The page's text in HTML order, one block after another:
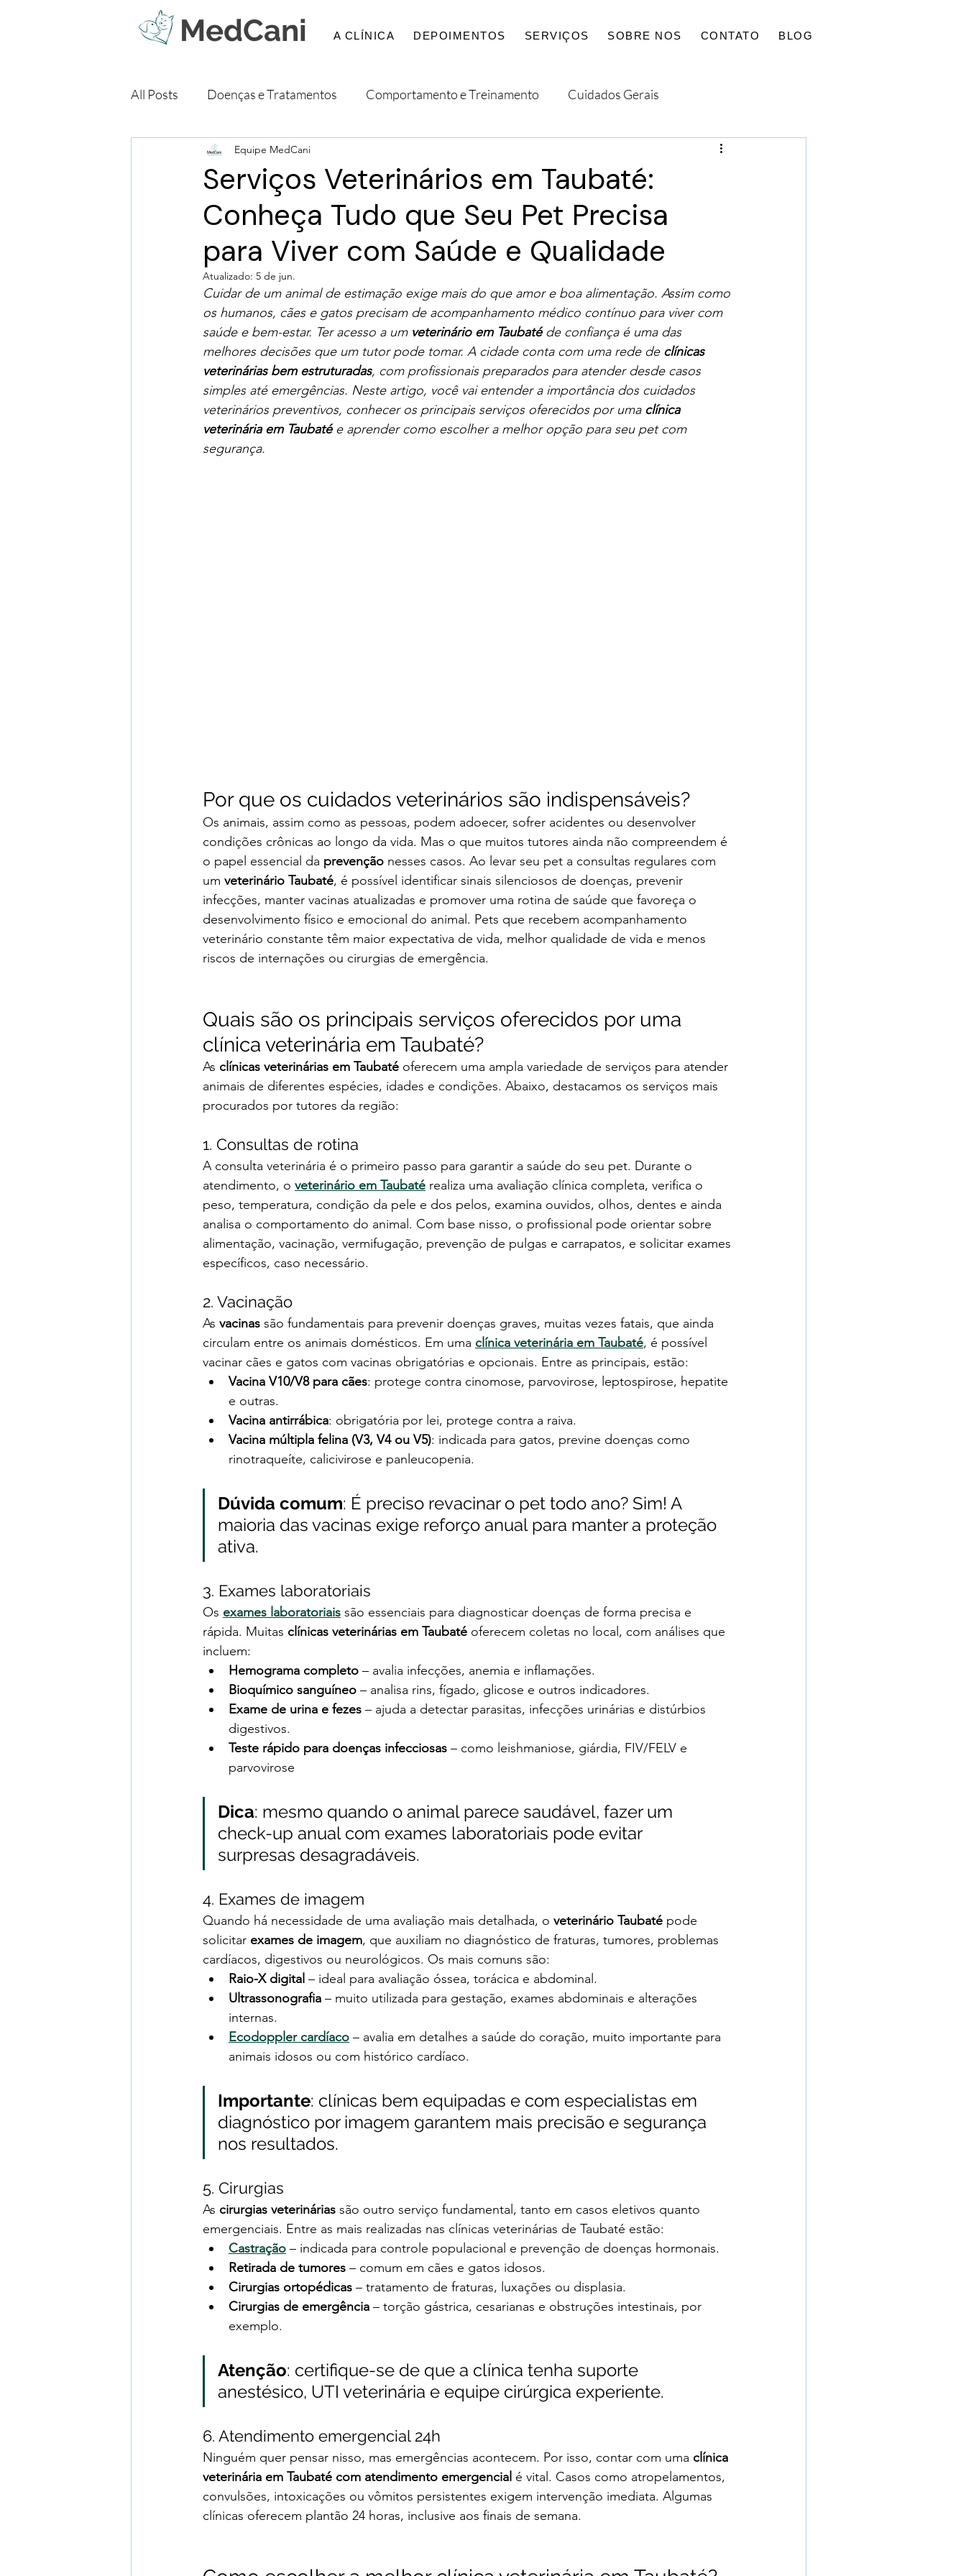
MedCani A CLÍNICA DEPOIMENTOS SERVIÇOS SOBRE NOS CONTATO BLOG
All Posts Doenças e Tratamentos Comportamento e Treinamento Cuidados Gerais
Brincadeiras e Enriquecimento
Serviços Veterinários em Taubaté:
Conheça Tudo que Seu Pet Precisa
para Viver com Saúde e Qualidade
Equipe MedCani
Atualizado: 5 de jun.
Cuidar de um animal de estimação exige mais do que amor e boa alimentação. Assim como
os humanos, cães e gatos precisam de acompanhamento médico contínuo para viver com
saúde e bem-estar. Ter acesso a um veterinário em Taubaté de confiança é uma das
melhores decisões que um tutor pode tomar. A cidade conta com uma rede de clínicas
veterinárias bem estruturadas, com profissionais preparados para atender desde casos
simples até emergências. Neste artigo, você vai entender a importância dos cuidados
veterinários preventivos, conhecer os principais serviços oferecidos por uma clínica
veterinária em Taubaté e aprender como escolher a melhor opção para seu pet com
segurança.
Por que os cuidados veterinários são indispensáveis?
Os animais, assim como as pessoas, podem adoecer, sofrer acidentes ou desenvolver
condições crônicas ao longo da vida. Mas o que muitos tutores ainda não compreendem é
o papel essencial da prevenção nesses casos. Ao levar seu pet a consultas regulares com
um veterinário Taubaté, é possível identificar sinais silenciosos de doenças, prevenir
infecções, manter vacinas atualizadas e promover uma rotina de saúde que favoreça o
desenvolvimento físico e emocional do animal. Pets que recebem acompanhamento
veterinário constante têm maior expectativa de vida, melhor qualidade de vida e menos
riscos de internações ou cirurgias de emergência.
Quais são os principais serviços oferecidos por uma
clínica veterinária em Taubaté?
As clínicas veterinárias em Taubaté oferecem uma ampla variedade de serviços para atender
animais de diferentes espécies, idades e condições. Abaixo, destacamos os serviços mais
procurados por tutores da região:
1. Consultas de rotina
A consulta veterinária é o primeiro passo para garantir a saúde do seu pet. Durante o
atendimento, o veterinário em Taubaté realiza uma avaliação clínica completa, verifica o
peso, temperatura, condição da pele e dos pelos, examina ouvidos, olhos, dentes e ainda
analisa o comportamento do animal. Com base nisso, o profissional pode orientar sobre
alimentação, vacinação, vermifugação, prevenção de pulgas e carrapatos, e solicitar exames
específicos, caso necessário.
2. Vacinação
As vacinas são fundamentais para prevenir doenças graves, muitas vezes fatais, que ainda
circulam entre os animais domésticos. Em uma clínica veterinária em Taubaté, é possível
vacinar cães e gatos com vacinas obrigatórias e opcionais. Entre as principais, estão:
Vacina V10/V8 para cães: protege contra cinomose, parvovirose, leptospirose, hepatite
e outras.
Vacina antirrábica: obrigatória por lei, protege contra a raiva.
Vacina múltipla felina (V3, V4 ou V5): indicada para gatos, previne doenças como
rinotraqueíte, calicivirose e panleucopenia.
Dúvida comum: É preciso revacinar o pet todo ano? Sim! A
maioria das vacinas exige reforço anual para manter a proteção
ativa.
3. Exames laboratoriais
Os exames laboratoriais são essenciais para diagnosticar doenças de forma precisa e
rápida. Muitas clínicas veterinárias em Taubaté oferecem coletas no local, com análises que
incluem:
Hemograma completo – avalia infecções, anemia e inflamações.
Bioquímico sanguíneo – analisa rins, fígado, glicose e outros indicadores.
Exame de urina e fezes – ajuda a detectar parasitas, infecções urinárias e distúrbios
digestivos.
Teste rápido para doenças infecciosas – como leishmaniose, giárdia, FIV/FELV e
parvovirose
Dica: mesmo quando o animal parece saudável, fazer um
check-up anual com exames laboratoriais pode evitar
surpresas desagradáveis.
4. Exames de imagem
Quando há necessidade de uma avaliação mais detalhada, o veterinário Taubaté pode
solicitar exames de imagem, que auxiliam no diagnóstico de fraturas, tumores, problemas
cardíacos, digestivos ou neurológicos. Os mais comuns são:
Raio-X digital – ideal para avaliação óssea, torácica e abdominal.
Ultrassonografia – muito utilizada para gestação, exames abdominais e alterações
internas.
Ecodoppler cardíaco – avalia em detalhes a saúde do coração, muito importante para
animais idosos ou com histórico cardíaco.
Importante: clínicas bem equipadas e com especialistas em
diagnóstico por imagem garantem mais precisão e segurança
nos resultados.
5. Cirurgias
As cirurgias veterinárias são outro serviço fundamental, tanto em casos eletivos quanto
emergenciais. Entre as mais realizadas nas clínicas veterinárias de Taubaté estão:
Castração – indicada para controle populacional e prevenção de doenças hormonais.
Retirada de tumores – comum em cães e gatos idosos.
Cirurgias ortopédicas – tratamento de fraturas, luxações ou displasia.
Cirurgias de emergência – torção gástrica, cesarianas e obstruções intestinais, por
exemplo.
Atenção: certifique-se de que a clínica tenha suporte
anestésico, UTI veterinária e equipe cirúrgica experiente.
6. Atendimento emergencial 24h
Ninguém quer pensar nisso, mas emergências acontecem. Por isso, contar com uma clínica
veterinária em Taubaté com atendimento emergencial é vital. Casos como atropelamentos,
convulsões, intoxicações ou vômitos persistentes exigem intervenção imediata. Algumas
clínicas oferecem plantão 24 horas, inclusive aos finais de semana.